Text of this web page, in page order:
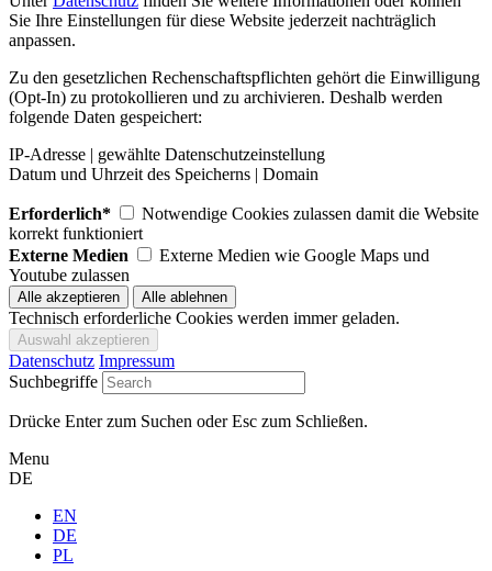
Sie Ihre Einstellungen für diese Website jederzeit nachträglich
anpassen.
Zu den gesetzlichen Rechenschaftspflichten gehört die Einwilligung
(Opt-In) zu protokollieren und zu archivieren. Deshalb werden
folgende Daten gespeichert:
IP-Adresse | gewählte Datenschutzeinstellung
Datum und Uhrzeit des Speicherns | Domain
Erforderlich*
Notwendige Cookies zulassen damit die Website
korrekt funktioniert
Externe Medien
Externe Medien wie Google Maps und
Youtube zulassen
Technisch erforderliche Cookies werden immer geladen.
Datenschutz Impressum
Suchbegriffe
Drücke Enter zum Suchen oder Esc zum Schließen.
Menu
DE
EN
DE
PL